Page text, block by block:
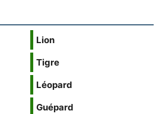
Lion
Tigre
Léopard
Guépard